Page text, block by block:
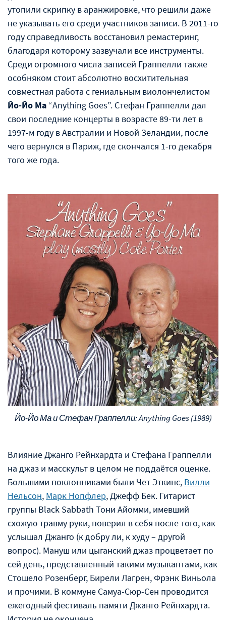
утопили скрипку в аранжировке, что решили даже
не указывать его среди участников записи. В 2011-го
году справедливость восстановил ремастеринг,
благодаря которому зазвучали все инструменты.
Среди огромного числа записей Граппелли также
особняком стоит абсолютно восхитительная
совместная работа с гениальным виолончелистом
Йо-Йо Ма “Anything Goes”. Стефан Граппелли дал
свои последние концерты в возрасте 89-ти лет в
1997-м году в Австралии и Новой Зеландии, после
чего вернулся в Париж, где скончался 1-го декабря
того же года.
Йо-Йо Ма и Стефан Граппелли: Anything Goes (1989)
Влияние Джанго Рейнхардта и Стефана Граппелли
на джаз и масскульт в целом не поддаётся оценке.
Большими поклонниками были Чет Эткинс, Вилли
Нельсон, Марк Нопфлер, Джефф Бек. Гитарист
группы Black Sabbath Тони Айомми, имевший
схожую травму руки, поверил в себя после того, как
услышал Джанго (к добру ли, к худу – другой
вопрос). Мануш или цыганский джаз процветает по
сей день, представленный такими музыкантами, как
Стошело Розенберг, Бирели Лагрен, Фрэнк Виньола
и прочими. В коммуне Самуа-Сюр-Сен проводится
ежегодный фестиваль памяти Джанго Рейнхардта.